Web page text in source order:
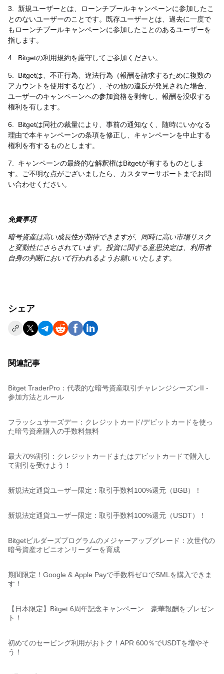
3.
新規ユーザーとは、ローンチプールキャンペーンに参加したこ
とのないユーザーのことです。既存ユーザーとは、過去に一度で
もローンチプールキャンペーンに参加したことのあるユーザーを
指します。
4. Bitgetの利用規約を厳守してご参加ください。
5. Bitgetは、不正行為、違法行為（報酬を請求するために複数の
アカウントを使用するなど）、その他の違反が発見された場合、
ユーザーのキャンペーンへの参加資格を剥奪し、報酬を没収する
権利を有します。
6. Bitgetは同社の裁量により、事前の通知なく、随時にいかなる
理由で本キャンペーンの条項を修正し、キャンペーンを中止する
権利を有するものとします。
7. キャンペーンの最終的な解釈権はBitgetが有するものとしま
す。ご不明な点がございましたら、カスタマーサポートまでお問
い合わせください。
免責事項
暗号資産は高い成長性が期待できますが、同時に高い市場リスク
と変動性にさらされています。投資に関する意思決定は、利用者
自身の判断において行われるようお願いいたします。
シェア
関連記事
Bitget TraderPro：代表的な暗号資産取引チャレンジシーズンII -
参加方法とルール
フラッシュサーズデー：クレジットカード/デビットカードを使っ
た暗号資産購入の手数料無料
最大70%割引：クレジットカードまたはデビットカードで購入し
て割引を受けよう！
新規法定通貨ユーザー限定：取引手数料100%還元（BGB）！
新規法定通貨ユーザー限定：取引手数料100%還元（USDT）！
Bitgetビルダーズプログラムのメジャーアップグレード：次世代の
暗号資産オピニオンリーダーを育成
期間限定！Google & Apple Payで手数料ゼロでSMLを購入できま
す！
【日本限定】Bitget 6周年記念キャンペーン 豪華報酬をプレゼン
ト！
初めてのセービング利用がおトク！APR 600％でUSDTを増やそ
う！